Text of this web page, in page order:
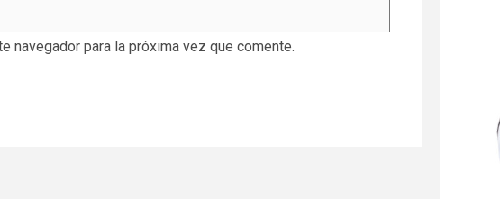
navegador para la próxima vez que comente.